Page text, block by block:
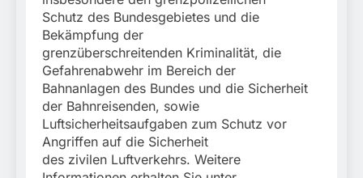
Schutz des Bundesgebietes und die
Bekämpfung der
grenzüberschreitenden Kriminalität, die
Gefahrenabwehr im Bereich der
Bahnanlagen des Bundes und die Sicherheit
der Bahnreisenden, sowie
Luftsicherheitsaufgaben zum Schutz vor
Angriffen auf die Sicherheit
des zivilen Luftverkehrs. Weitere